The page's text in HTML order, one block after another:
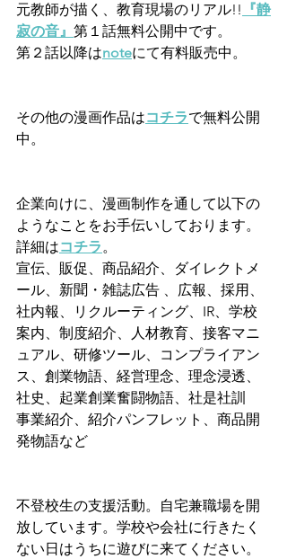
元教師が描く、教育現場のリアル!! 『静
寂の音』 第１話無料公開中です。
第２話以降はnoteにて有料販売中。
その他の漫画作品はコチラで無料公開
中。
企業向けに、漫画制作を通して以下の
ようなことをお手伝いしております。
詳細はコチラ。
宣伝、販促、商品紹介、ダイレクトメ
ール、新聞・雑誌広告 、広報、採用、
社内報、リクルーティング、IR、学校
案内、制度紹介、人材教育、接客マニ
ュアル、研修ツール、コンプライアン
ス、創業物語、経営理念、理念浸透、
社史、起業創業奮闘物語、社是社訓
事業紹介、紹介パンフレット、商品開
発物語など
不登校生の支援活動。自宅兼職場を開
放しています。学校や会社に行きたく
ない日はうちに遊びに来てください。